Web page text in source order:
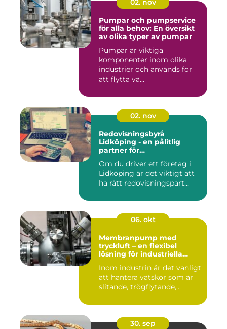
02. nov
Pumpar och pumpservice
för alla behov: En översikt
av olika typer av pumpar
Pumpar är viktiga
komponenter inom olika
industrier och används för
att flytta vä...
02. nov
Redovisningsbyrå
Lidköping - en pålitlig
partner för
Lidköping
Om du driver ett företag i
Lidköping är det viktigt att
ha rätt redovisningspart...
06. okt
Membranpump med
tryckluft – en flexibel
lösning för industriella
Inom industrin är det vanligt
att hantera vätskor som är
slitande, trögflytande,...
30. sep